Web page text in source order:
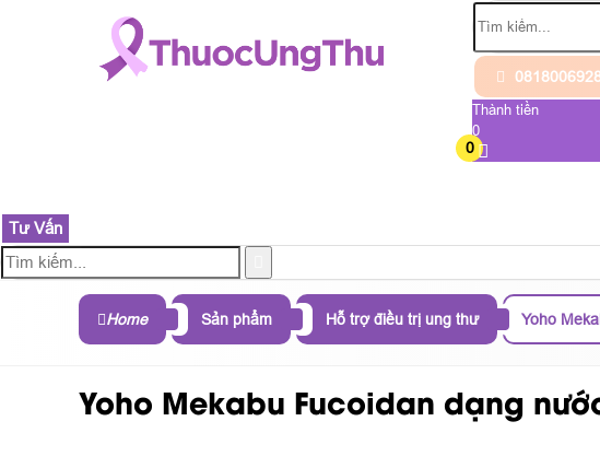
Thành tiền
0
0
Tư Vấn
Home Sản phẩm Hỗ trợ điều trị ung thư Yoho
Yoho Mekabu Fucoidan dạng